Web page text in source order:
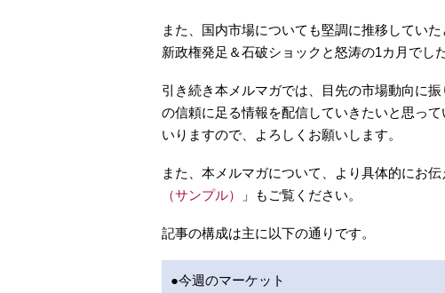
また、国内市場についても堅調に推移してい
新政権発足＆石破ショックと怒涛の1カ月でした
引き続き本メルマガでは、目先の市場動向に
の信頼に足る情報を配信していきたいと思っ
いりますので、よろしくお願いします。
また、本メルマガについて、より具体的にお
（サンプル）
」もご覧ください。
記事の構成は主に以下の通りです。
●今週のマーケット